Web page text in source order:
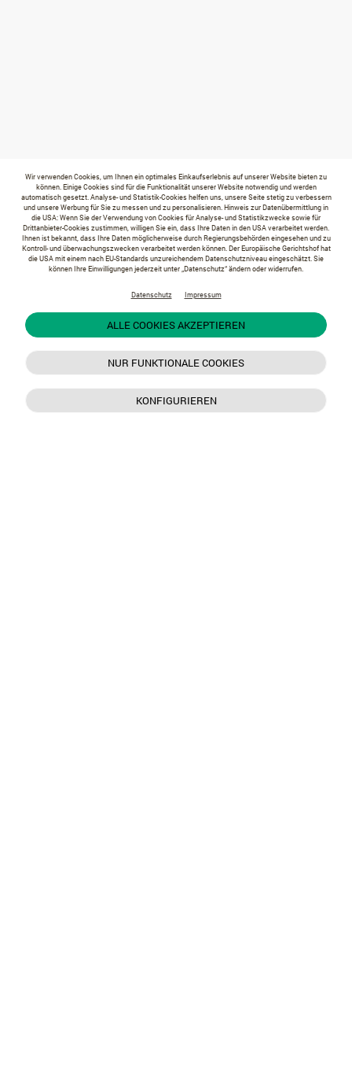
Wir verwenden Cookies, um Ihnen ein optimales Einkaufserlebnis auf unserer Website bieten zu
können. Einige Cookies sind für die Funktionalität unserer Website notwendig und werden
automatisch gesetzt. Analyse- und Statistik-Cookies helfen uns, unsere Seite stetig zu verbessern
und unsere Werbung für Sie zu messen und zu personalisieren. Hinweis zur Datenübermittlung in
die USA: Wenn Sie der Verwendung von Cookies für Analyse- und Statistikzwecke sowie für
Drittanbieter-Cookies zustimmen, willigen Sie ein, dass Ihre Daten in den USA verarbeitet werden.
Ihnen ist bekannt, dass Ihre Daten möglicherweise durch Regierungsbehörden eingesehen und zu
Kontroll- und überwachungszwecken verarbeitet werden können. Der Europäische Gerichtshof hat
die USA mit einem nach EU-Standards unzureichendem Datenschutzniveau eingeschätzt. Sie
können Ihre Einwilligungen jederzeit unter „Datenschutz“ ändern oder widerrufen.
Datenschutz Impressum
ALLE COOKIES AKZEPTIEREN
NUR FUNKTIONALE COOKIES
KONFIGURIEREN